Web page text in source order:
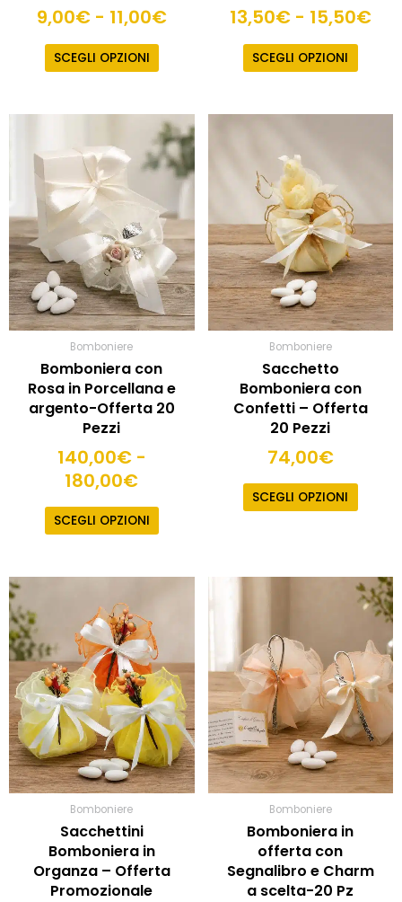
9,00€ - 11,00€
SCEGLI OPZIONI
13,50€ - 15,50€
SCEGLI OPZIONI
Bomboniere
Bomboniera con
Rosa in Porcellana e
argento-Offerta 20
Pezzi
140,00€ -
180,00€
Fascia
di
prezzo:
da
140,00€
a
180,00€
SCEGLI OPZIONI
Questo
prodotto
ha
più
Le
opzioni
possono
essere
scelte
nella
prodotto
Bomboniere
Sacchetto
Bomboniera con
Confetti – Offerta
20 Pezzi
74,00€
SCEGLI OPZIONI
Bomboniere
Sacchettini
Bomboniera in
Organza – Offerta
Promozionale
Bomboniere
Bomboniera in
offerta con
Segnalibro e Charm
a scelta-20 Pz
Fascia
prezzo:
da
a
Questo
più
Le
opzioni
essere
scelte
nella